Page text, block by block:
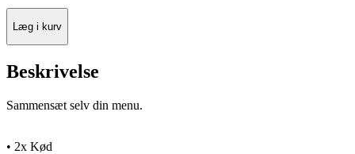
Læg i kurv
Beskrivelse
Sammensæt selv din menu.
• 2x Kød